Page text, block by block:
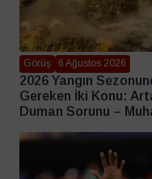
Görüş 6 Ağustos 2026
2026 Yangın
Gereken İki Konu:
Duman Sorunu –